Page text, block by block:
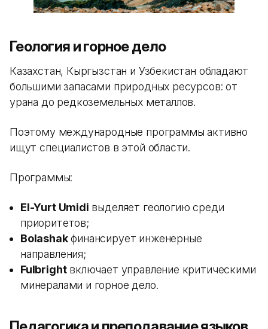
Геология и горное дело
Казахстан, Кыргызстан и Узбекистан обладают
большими запасами природных ресурсов: от
урана до редкоземельных металлов.
Поэтому международные программы активно
ищут специалистов в этой области.
Программы:
El-Yurt Umidi выделяет геологию среди
приоритетов;
Bolashakфинансирует инженерные
направления;
Fulbrightвключает управление критическими
минералами и горное дело.